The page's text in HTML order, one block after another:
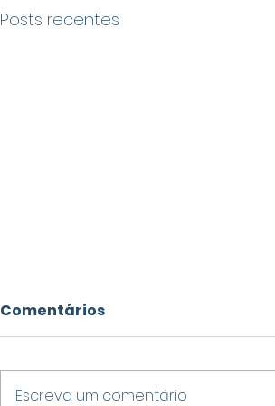
Posts recentes
Comentários
Escreva um comentário